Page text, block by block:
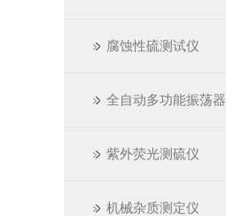
腐蚀性硫测试仪
全自动多功能振荡器
紫外荧光测硫仪
机械杂质测定仪